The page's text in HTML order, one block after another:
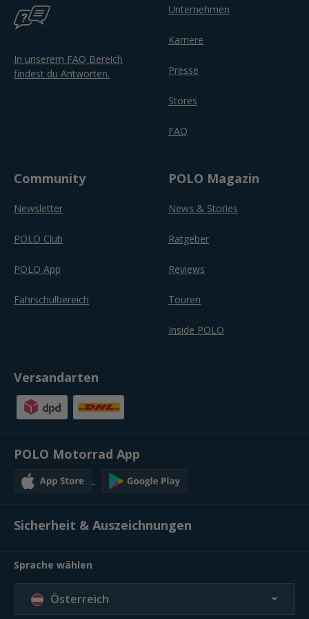
In unserem FAQ Bereich
findest du Antworten.
Unternehmen
Karriere
Presse
Stores
FAQ
Community
Newsletter
POLO Club
POLO App
Fahrschulbereich
POLO Magazin
News & Stories
Ratgeber
Reviews
Touren
Inside POLO
Versandarten
POLO Motorrad App
Sicherheit & Auszeichnungen
Sprache wählen
Österreich